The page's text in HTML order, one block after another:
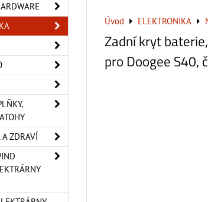
Úvod ELEKTRONIKA
Zadní kryt
pro Doogee S40,
ZDRAVÍ